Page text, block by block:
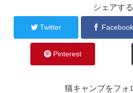
シェアする
Twitter Facebook
Pinterest
猫キャンプをフォ